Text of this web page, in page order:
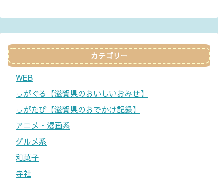
カテゴリー
WEB
しがぐる【滋賀県のおいしいおみせ】
しがたび【滋賀県のおでかけ記録】
アニメ・漫画系
グルメ系
和菓子
寺社